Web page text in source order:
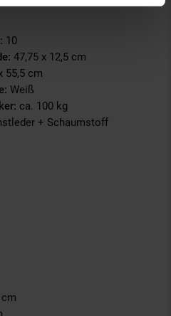
10
47,75 x 12,5 cm
55,5 cm
Weiß
ca. 100 kg
+ Schaumstoff